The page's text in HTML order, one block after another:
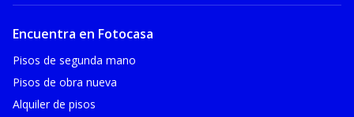
Encuentra en Fotocasa
Pisos de segunda mano
Pisos de obra nueva
Alquiler de pisos